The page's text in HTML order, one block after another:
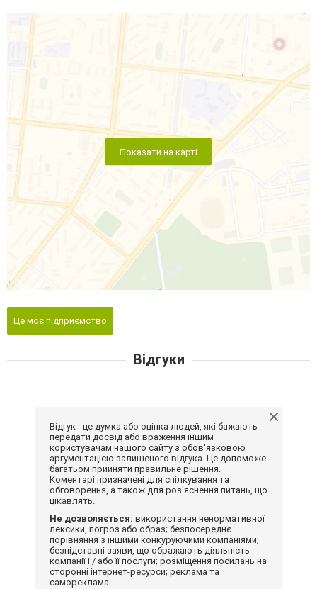
Показати на карті
Це моє підприємство
Відгуки
Відгук - це думка або оцінка людей, які бажають
передати досвід або враження іншим
користувачам нашого сайту з обов'язковою
аргументацією залишеного відгука. Це допоможе
багатьом прийняти правильне рішення.
Коментарі призначені для спілкування та
обговорення, а також для роз'яснення питань, що
цікавлять.
Не дозволяється: використання ненормативної
лексики, погроз або образ; безпосереднє
порівняння з іншими конкуруючими компаніями;
безпідставні заяви, що ображають діяльність
компанії і / або її послуги; розміщення посилань на
сторонні інтернет-ресурси; реклама та
самореклама.